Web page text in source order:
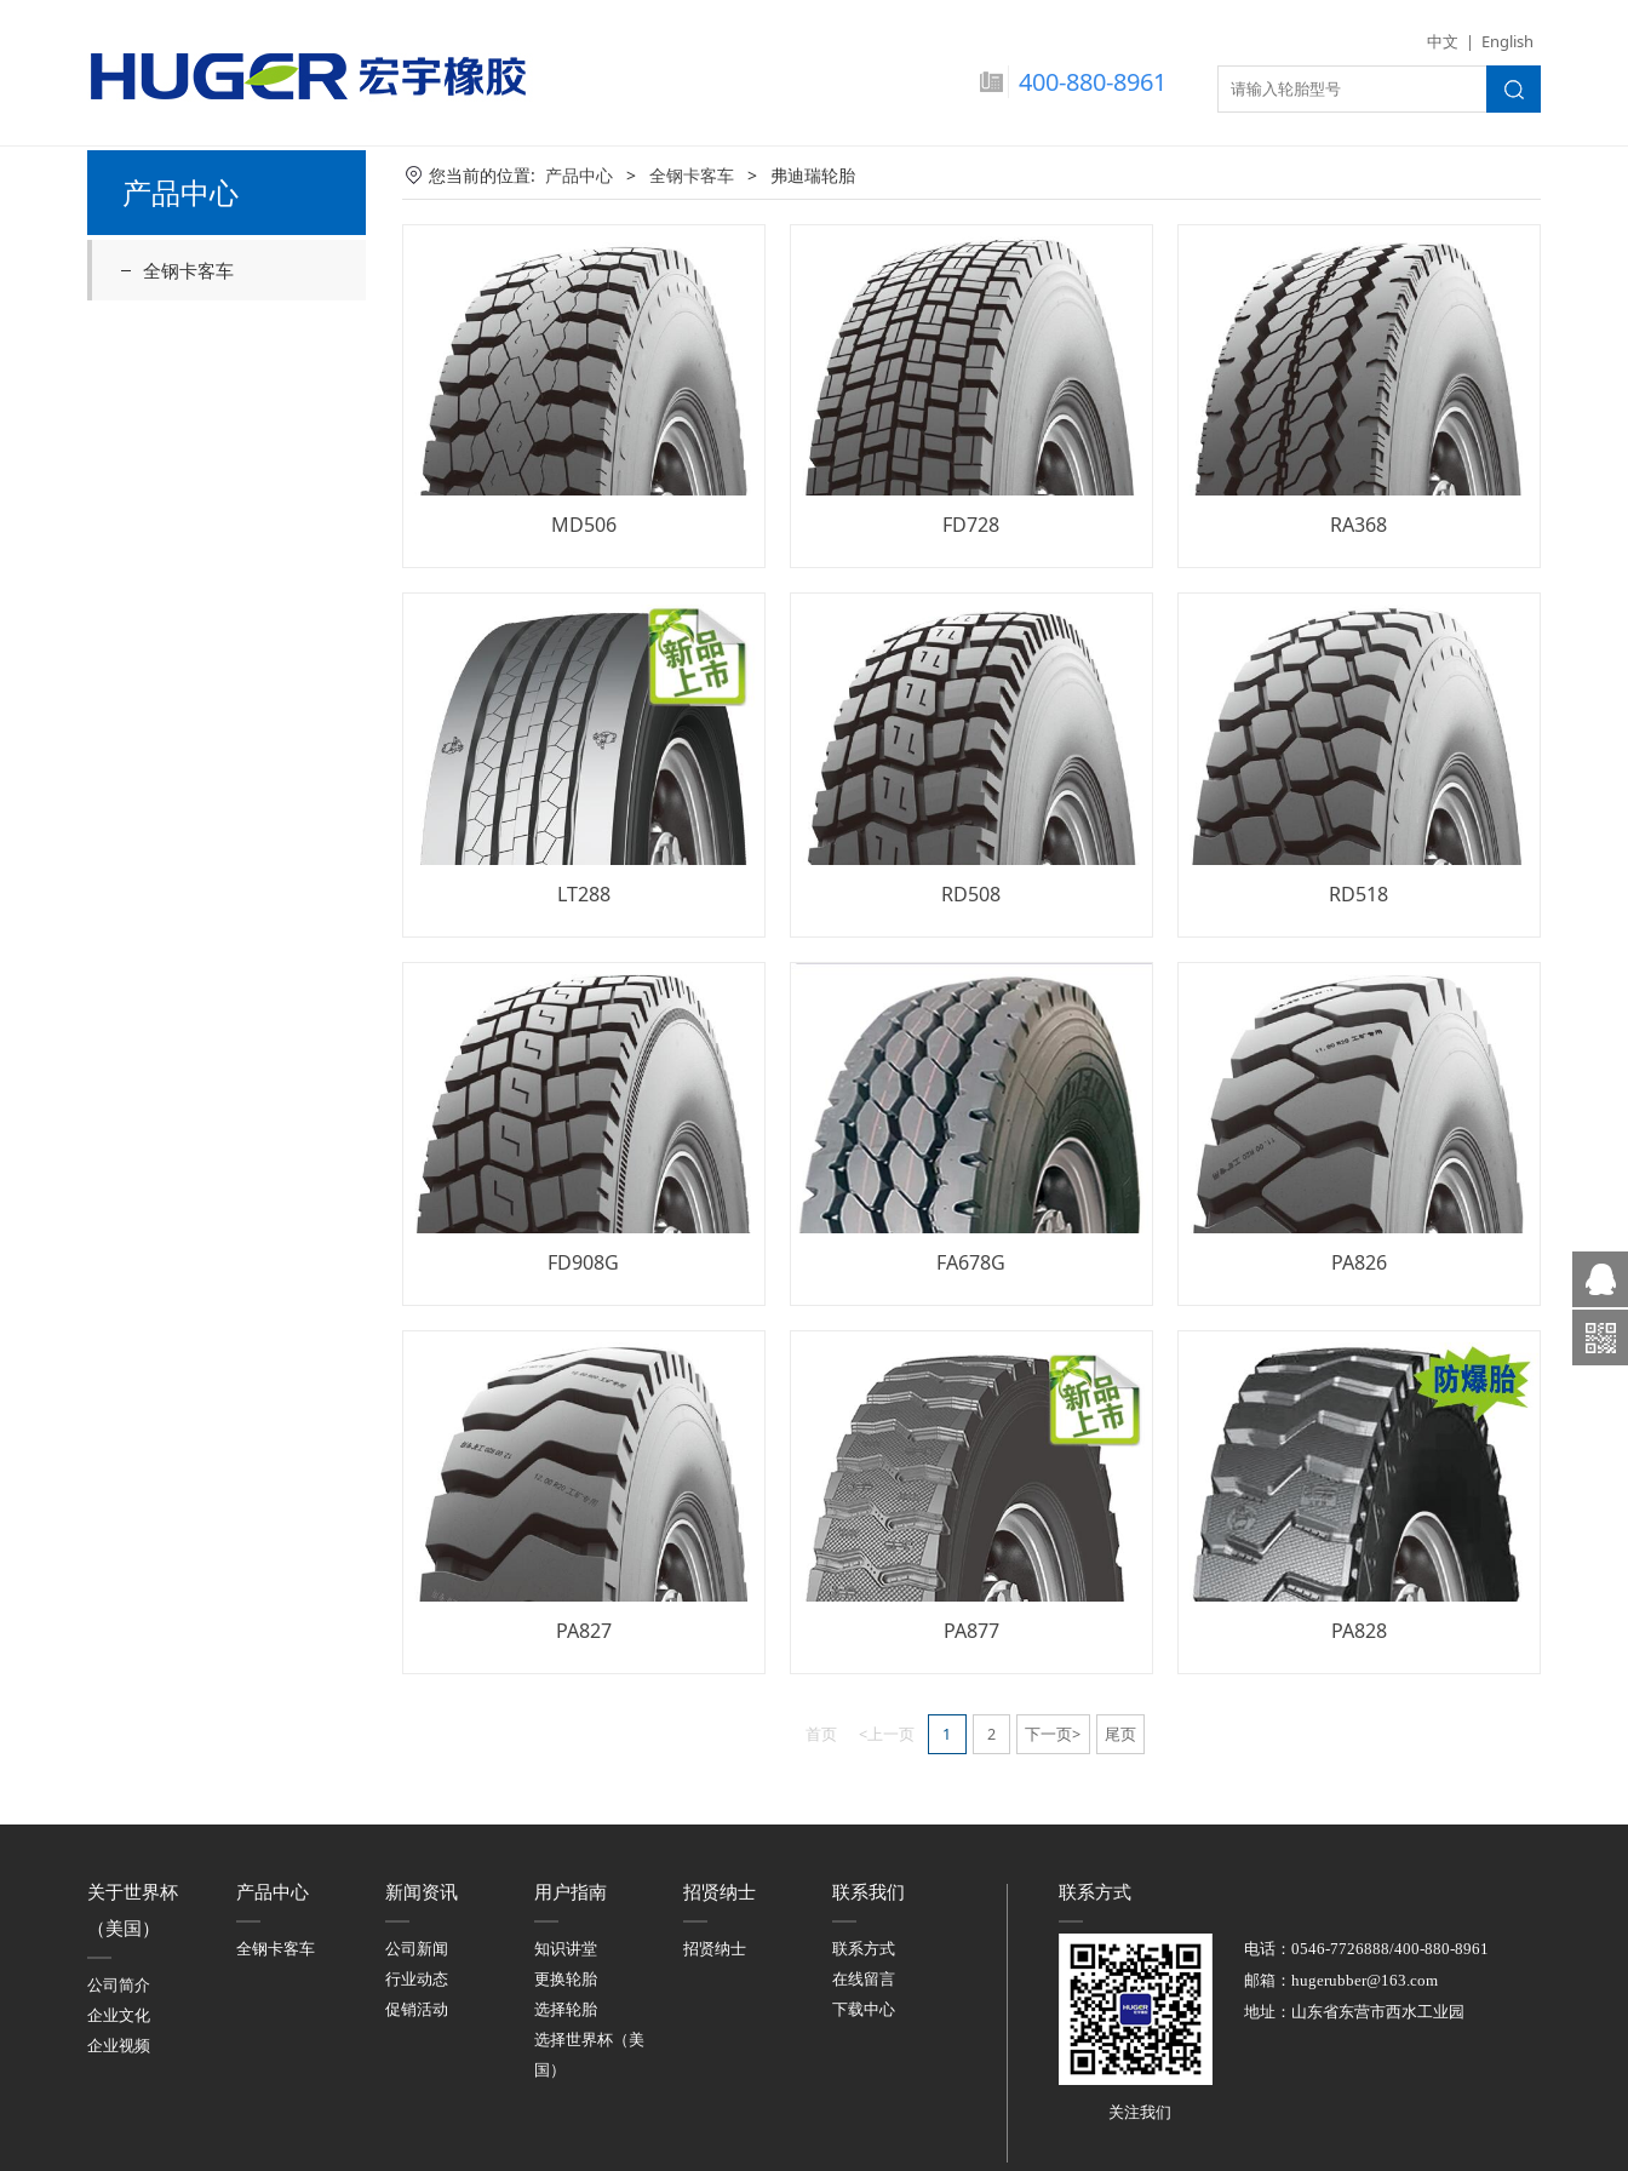
美国国家男子足球队vs巴拉圭国家男子足球队-世界杯（美国） 中文 | English
400-880-8961
产品中心
全钢卡客车
您当前的位置: 产品中心 > 全钢卡客车 > 弗迪瑞轮胎
MD506 FD728 RA368
LT288 RD508 RD518
FD908G FA678G PA826
PA827 PA877 PA828
首页 <上一页 1 2 下一页> 尾页
关于世界杯
（美国）
公司简介
企业文化
企业视频
产品中心
全钢卡客车
新闻资讯
公司新闻
行业动态
促销活动
用户指南
知识讲堂
更换轮胎
选择轮胎
选择世界杯（美
国）
招贤纳士
招贤纳士
联系我们
联系方式
在线留言
下载中心
联系方式
关注我们
电话：0546-7726888/400-880-8961
邮箱：hugerubber@163.com
地址：山东省东营市西水工业园